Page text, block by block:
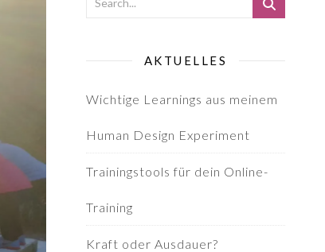
AKTUELLES
Wichtige Learnings aus meinem
Human Design Experiment
Trainingstools für dein Online-
Training
Kraft oder Ausdauer?